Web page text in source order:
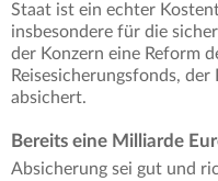
Staat ist ein echter
insbesondere für die
der Konzern eine Reform
Reisesicherungsfonds, der
absichert.
Bereits eine Milliarde
Absicherung sei gut und